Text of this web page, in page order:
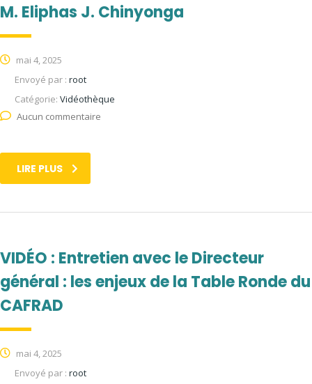
M. Eliphas J. Chinyonga
mai 4, 2025
Envoyé par : root
Catégorie: Vidéothèque
Aucun commentaire
LIRE PLUS
VIDÉO : Entretien avec le Directeur
général : les enjeux de la Table Ronde du
CAFRAD
mai 4, 2025
Envoyé par : root